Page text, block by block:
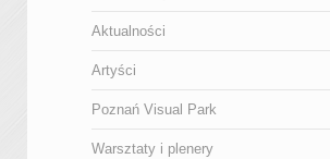
Aktualności
Artyści
Poznań Visual Park
Warsztaty i plenery